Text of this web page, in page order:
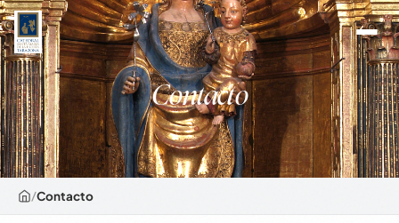
Contacto
/Contacto